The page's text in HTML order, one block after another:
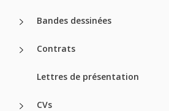
Bandes dessinées
Contrats
Lettres de présentation
CVs